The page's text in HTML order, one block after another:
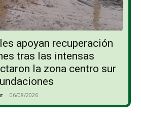
apoyan recuperación
tras las intensas
la zona centro sur
- 06/08/2026